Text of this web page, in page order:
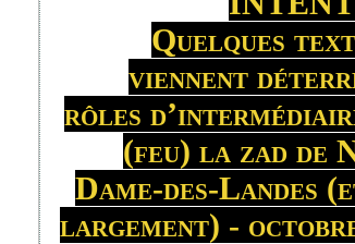
Quelques
viennent
rôles
(feu) la zad de
Dame-des-Landes
largement) -